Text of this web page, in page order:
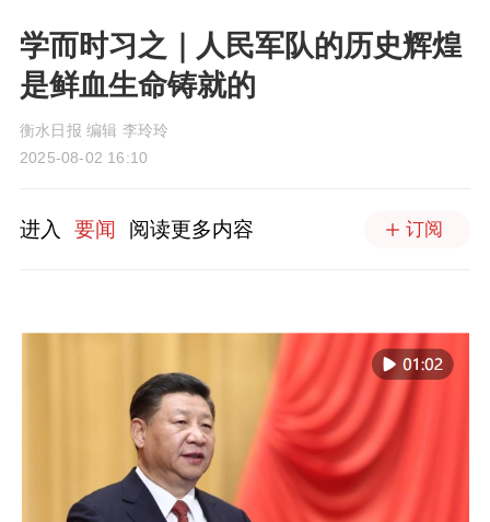
学而时习之｜人民军队的历史辉煌
是鲜血生命铸就的
衡水日报 编辑 李玲玲
2025-08-02 16:10
进入 要闻 阅读更多内容 订阅